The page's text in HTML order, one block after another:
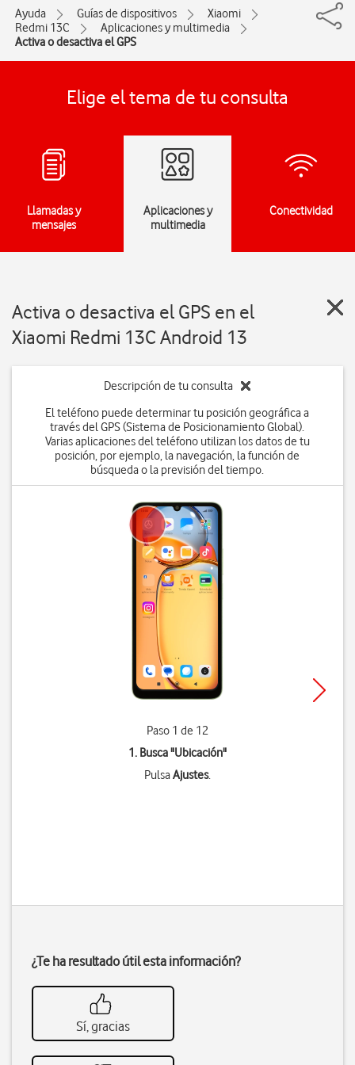
Ayuda Guías de dispositivos
Xiaomi
Redmi 13C
Aplicaciones y multimedia
Activa o desactiva el GPS
Elige el tema de tu consulta
Llamadas y
mensajes
Aplicaciones y
multimedia
Conectividad
Activa o desactiva el GPS en el
Xiaomi Redmi 13C Android 13
Descripción de tu consulta
El teléfono puede determinar tu posición geográfica a
través del GPS (Sistema de Posicionamiento Global).
Varias aplicaciones del teléfono utilizan los datos de tu
posición, por ejemplo, la navegación, la función de
búsqueda o la previsión del tiempo.
Paso 1 de 12
1. Busca "Ubicación"
PulsaAjustes.
¿Te ha resultado útil esta información?
Sí, gracias